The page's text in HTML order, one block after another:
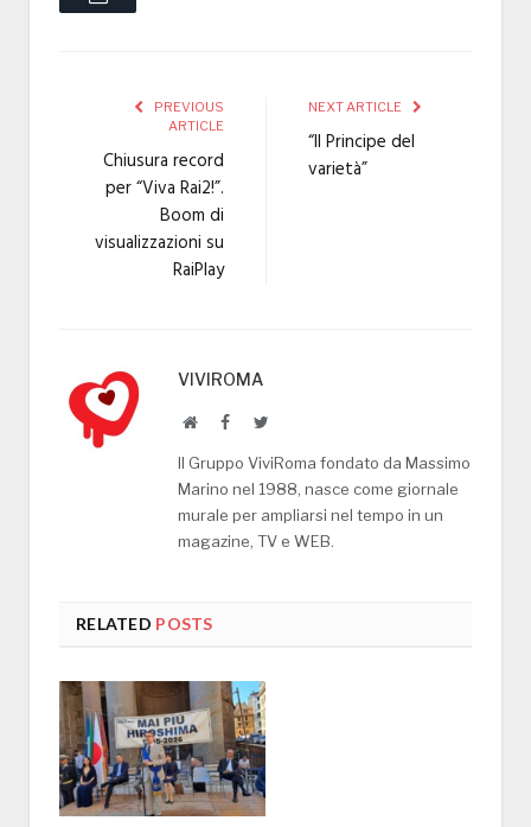
PREVIOUS
ARTICLE
Chiusura record
per “Viva Rai2!”.
Boom di
visualizzazioni su
RaiPlay
NEXT ARTICLE
“Il Principe del
varietà”
VIVIROMA
WebsiteFacebookTwitter
Il Gruppo ViviRoma fondato da Massimo
Marino nel 1988, nasce come giornale
murale per ampliarsi nel tempo in un
magazine, TV e WEB.
RELATED POSTS